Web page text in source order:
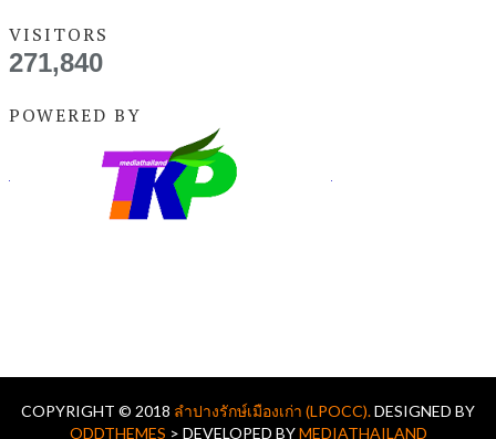
VISITORS
271,840
POWERED BY
COPYRIGHT © 2018 ลำปางรักษ์เมืองเก่า (LPOCC).DESIGNED BY
ODDTHEMES > DEVELOPED BYMEDIATHAILAND